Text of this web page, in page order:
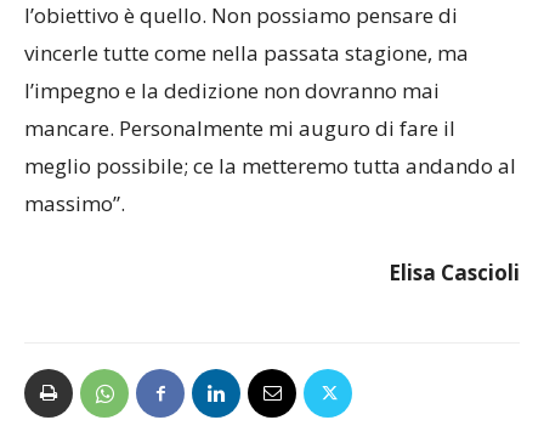
vincere come è giusto che sia, sarà dura, ma
l’obiettivo è quello. Non possiamo pensare di
vincerle tutte come nella passata stagione, ma
l’impegno e la dedizione non dovranno mai
mancare. Personalmente mi auguro di fare il
meglio possibile; ce la metteremo tutta andando al